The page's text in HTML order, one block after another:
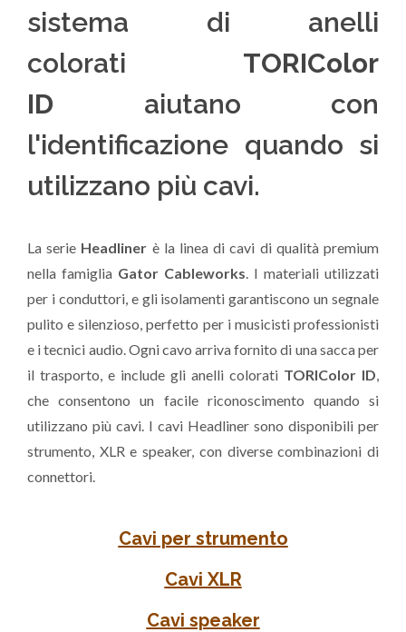
sistema di anelli
colorati TORIColor
ID aiutano con
l'identificazione quando si
utilizzano più cavi.
La serie Headliner è la linea di cavi di qualità premium
nella famiglia Gator Cableworks . I materiali utilizzati
per i conduttori, e gli isolamenti garantiscono un segnale
pulito e silenzioso, perfetto per i musicisti professionisti
e i tecnici audio. Ogni cavo arriva fornito di una sacca per
il trasporto, e include gli anelli colorati TORIColor ID
che consentono un facile riconoscimento quando si
utilizzano più cavi. I cavi Headliner sono disponibili per
strumento, XLR e speaker, con diverse combinazioni di
connettori.
Cavi per strumento
Cavi XLR
Cavi speaker